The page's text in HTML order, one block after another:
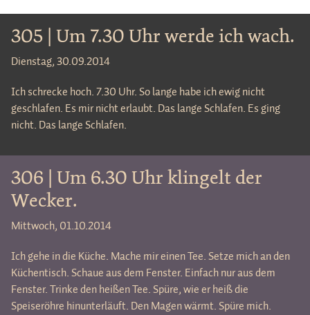
305 | Um 7.30 Uhr werde ich wach.
Dienstag, 30.09.2014
Ich schrecke hoch. 7.30 Uhr. So lange habe ich ewig nicht
geschlafen. Es mir nicht erlaubt. Das lange Schlafen. Es ging
nicht. Das lange Schlafen.
306 | Um 6.30 Uhr klingelt der
Wecker.
Mittwoch, 01.10.2014
Ich gehe in die Küche. Mache mir einen Tee. Setze mich an den
Küchentisch. Schaue aus dem Fenster. Einfach nur aus dem
Fenster. Trinke den heißen Tee. Spüre, wie er heiß die
Speiseröhre hinunterläuft. Den Magen wärmt. Spüre mich.